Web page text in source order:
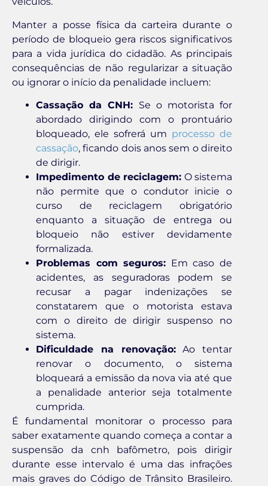
Manter a posse física da carteira durante o
período de bloqueio gera riscos significativos
para a vida jurídica do cidadão. As principais
consequências de não regularizar a situação
ou ignorar o início da penalidade incluem:
Cassação da CNH: Se o motorista for
abordado dirigindo com o prontuário
bloqueado, ele sofrerá um processo de
cassação, ficando dois anos sem o direito
de dirigir.
Impedimento de reciclagem: O sistema
não permite que o condutor inicie o
curso de reciclagem obrigatório
enquanto a situação de entrega ou
bloqueio não estiver devidamente
formalizada.
Problemas com seguros: Em caso de
acidentes, as seguradoras podem se
recusar a pagar indenizações se
constatarem que o motorista estava
com o direito de dirigir suspenso no
sistema.
Dificuldade na renovação:Ao tentar
renovar o documento, o sistema
bloqueará a emissão da nova via até que
a penalidade anterior seja totalmente
cumprida.
É fundamental monitorar o processo para
saber exatamente quando começa a contar a
suspensão da cnh bafômetro, pois dirigir
durante esse intervalo é uma das infrações
mais graves do Código de Trânsito Brasileiro.